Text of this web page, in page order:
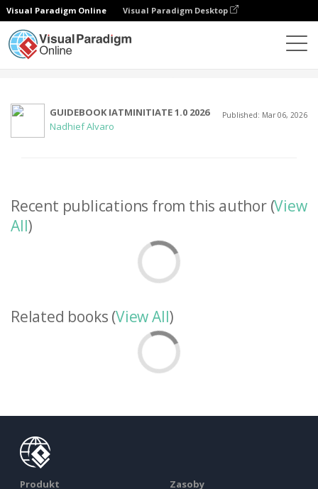
Visual Paradigm Online Visual Paradigm Desktop
GUIDEBOOK IATMINITIATE 1.0 2026
Nadhief Alvaro
Published: Mar 06, 2026
Recent publications from this author (View
All)
Related books (View All)
Produkt Zasoby